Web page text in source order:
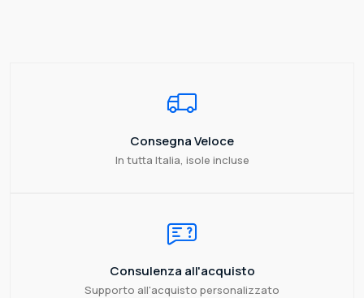
Consegna Veloce
In tutta Italia, isole incluse
Consulenza all'acquisto
Supporto all'acquisto personalizzato